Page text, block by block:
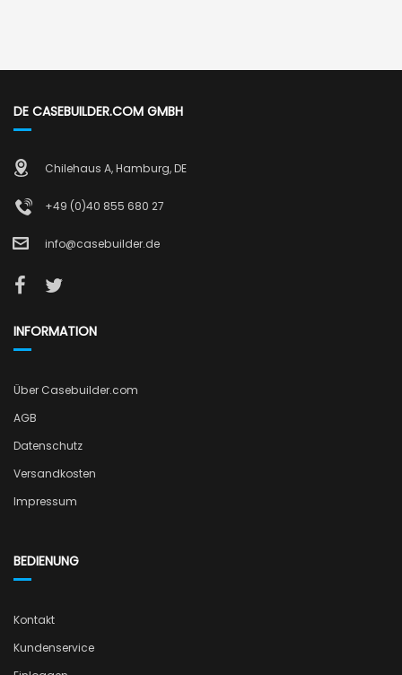
DE CASEBUILDER.COM GMBH
Chilehaus A, Hamburg, DE
+49 (0)40 855 680 27
info@casebuilder.de
INFORMATION
Über Casebuilder.com
AGB
Datenschutz
Versandkosten
Impressum
BEDIENUNG
Kontakt
Kundenservice